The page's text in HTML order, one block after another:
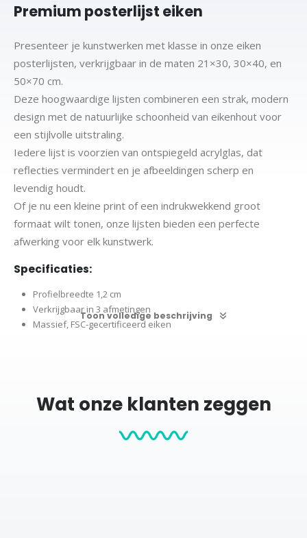
Premium posterlijst eiken
Presenteer je kunstwerken met klasse in onze eiken
posterlijsten, verkrijgbaar in de maten 21×30, 30×40, en
50×70 cm.
Deze hoogwaardige lijsten combineren een strak, modern
design met de natuurlijke schoonheid van eikenhout voor
een stijlvolle uitstraling.
Iedere lijst is voorzien van ontspiegeld acrylglas, dat
reflecties vermindert en je afbeeldingen scherp en
levendig houdt.
Of je nu een kleine print of een indrukwekkend groot
formaat wilt tonen, onze lijsten bieden een perfecte
afwerking voor elk kunstwerk.
Specificaties:
Profielbreedte 1,2 cm
Verkrijgbaar in 3 afmetingen
Massief, FSC-gecertificeerd eiken
Maat S (21x30cm) is voorzien van een ezel om de lijst neer te
kunnen zetten
Onze lijsten zijn ook verkrijgbaar inzwart
Toon volledige beschrijving
Wat onze klanten zeggen